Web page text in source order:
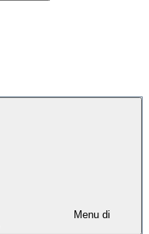
Menu di